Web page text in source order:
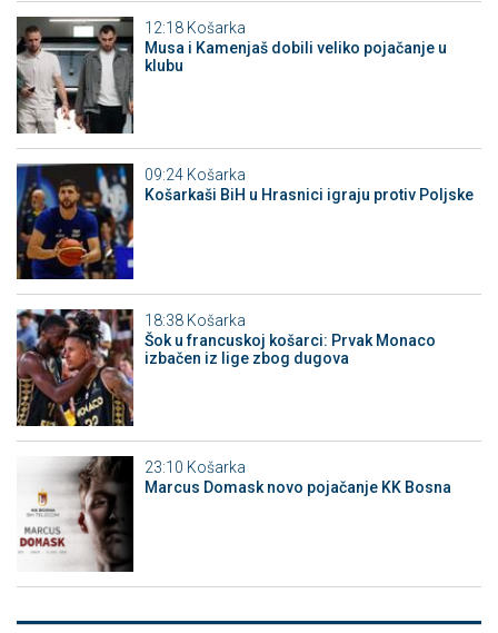
12:18 Košarka
Musa i Kamenjaš dobili veliko pojačanje u
klubu
09:24 Košarka
Košarkaši BiH u Hrasnici igraju protiv Poljske
18:38 Košarka
Šok u francuskoj košarci: Prvak Monaco
izbačen iz lige zbog dugova
23:10 Košarka
Marcus Domask novo pojačanje KK Bosna